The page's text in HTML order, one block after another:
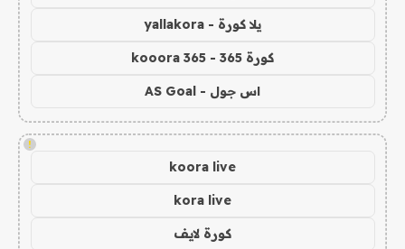
يلا كورة - yallakora
كورة 365 - kooora 365
اس جول - AS Goal
!
koora live
kora live
كورة لايف